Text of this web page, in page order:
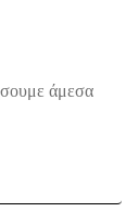
άμεσα